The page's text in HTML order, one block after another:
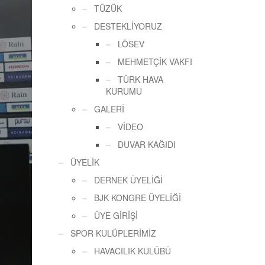
TÜZÜK
DESTEKLİYORUZ
LÖSEV
MEHMETÇİK VAKFI
TÜRK HAVA
KURUMU
GALERİ
VİDEO
DUVAR KAĞIDI
ÜYELİK
DERNEK ÜYELİĞİ
BJK KONGRE ÜYELİĞİ
ÜYE GİRİŞİ
SPOR KULÜPLERİMİZ
HAVACILIK KULÜBÜ